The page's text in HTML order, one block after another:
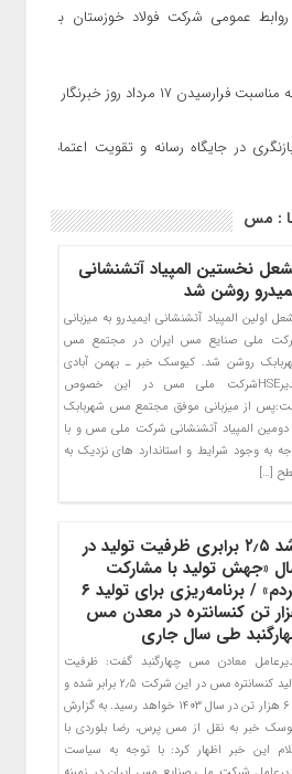
عمومی شرکت فولاد خوزستان به
۱۷ مرداد روز خبرنگار
در جایگاه رسانه و تقویت اعتماد
: مس
نخستین المپیاد آتشنشانی
روشن شد
اولین المپیاد آتشنشانی ایمیدرو به میزبانی
ملی صنایع مس ایران در مجتمع مس
روشن شد. کیوسک خبر ـ بهمن آبادی
مدیرHSEشرکت ملی مس در این خصوص
از میزبانی موفق مجتمع مس شهربابک
دومین المپیاد آتشنشانی شرکت ملی مس و با
به وجود شرایط و استاندارد های نزدیک به
[…]
رشد ۲٫۵ برابری ظرفیت تولید در
«جهش تولید با مشارکت
مردم» / برنامه‌ریزی برای تولید ۶
تن کنسانتره در معدن مس
طی سال جاری
معادن مس چهارگنبد گفت: ظرفیت
تولید کنسانتره مس در این شرکت ۲٫۵ برابر شده و
به ۶ هزار تن در سال ۱۴۰۳ خواهد رسید. به گزارش
خبر به نقل از مس پرس، رضا بلوردی با
این خبر اظهار کرد: با توجه به سیاست